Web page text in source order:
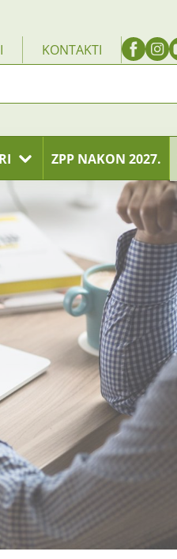
KONTAKTI
ZPP NAKON 2027.